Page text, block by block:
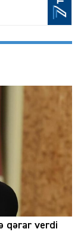
qərar verdi